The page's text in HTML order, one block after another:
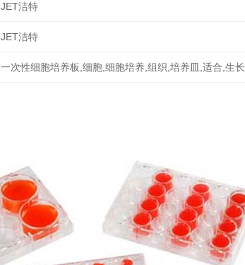
JET洁特
JET洁特
一次性细胞培养板,细胞,细胞培养,组织,培养皿,适合,生长